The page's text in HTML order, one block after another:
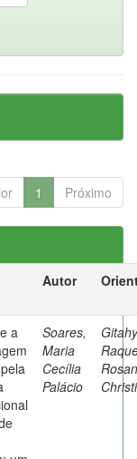
1 Próximo
Autor
a
Soares,
Maria
Cecília
Palácio
Rosan